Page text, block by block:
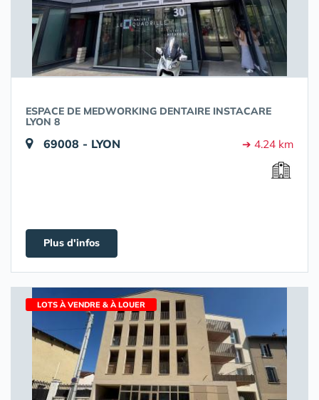
ESPACE DE MEDWORKING DENTAIRE INSTACARE
LYON 8
69008 - LYON ➔ 4.24 km
Plus d'infos
LOTS À VENDRE & À LOUER